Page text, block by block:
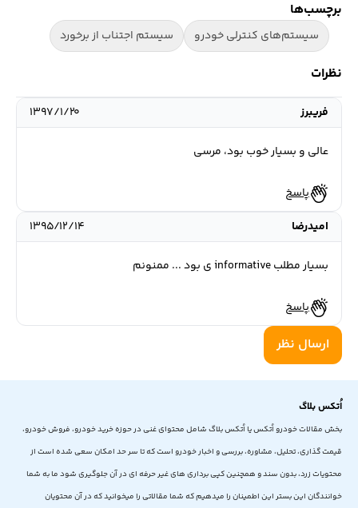
برچسب‌ها
سیستم‌های کنترلی خودرو سیستم اجتناب از برخورد
نظرات
فریبرز ۱۳۹۷/۱/۲۰
عالی و بسیار خوب بود، مرسی
پاسخ
امیدرضا
۱۳۹۵/۱۲/۱۴
بسیار مطلب informative ی بود ... ممنونم
پاسخ
ارسال نظر
اُتکس بلاگ
بخش مقالات خودرو اُتکس یا اُتکس بلاگ شامل محتوای غنی در حوزه خرید خودرو، فروش خودرو،
قیمت گذاری، تحلیل، مشاوره، بررسی و اخبار خودرو است که تا سر حد امکان سعی شده است از
محتویات زرد، بدون سند و همچنین کپی برداری های غیر حرفه ای در آن جلوگیری شود ما به شما
خوانندگان این بستر این اطمینان را میدهیم که شما مقالاتی را میخوانید که در آن محتویان